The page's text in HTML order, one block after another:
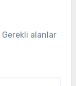
Gerekli alanlar